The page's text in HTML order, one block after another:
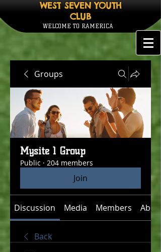
WEST SEVEN YOUTH
CLUB
WELCOME TO RAMERICA
Groups
Mysite 1 Group
Public · 204 members
Join
Discussion Media Members About
Back